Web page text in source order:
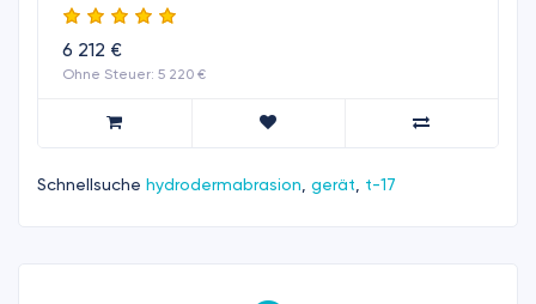
6 212 €
Ohne Steuer: 5 220 €
Schnellsuche hydrodermabrasion gerät t-17